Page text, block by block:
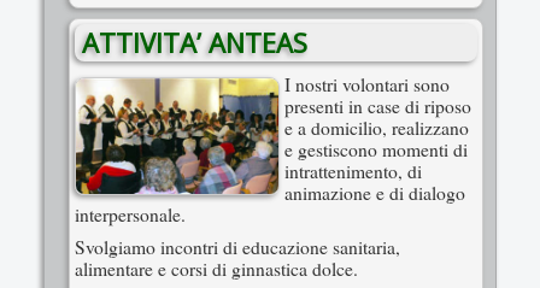
ATTIVITA’ ANTEAS
I nostri volontari sono
presenti in case di riposo
e a domicilio, realizzano
e gestiscono momenti di
intrattenimento, di
animazione e di dialogo
interpersonale.
Svolgiamo incontri di educazione sanitaria,
alimentare e corsi di ginnastica dolce.